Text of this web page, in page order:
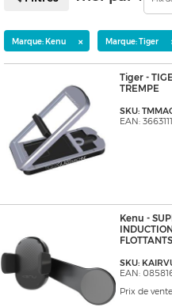
Marque: Kenu × Marque: Tiger
Tiger -
TREMPE
SKU:
EAN:
Kenu -
FLOTTANTS
SKU:
EAN:
Prix de